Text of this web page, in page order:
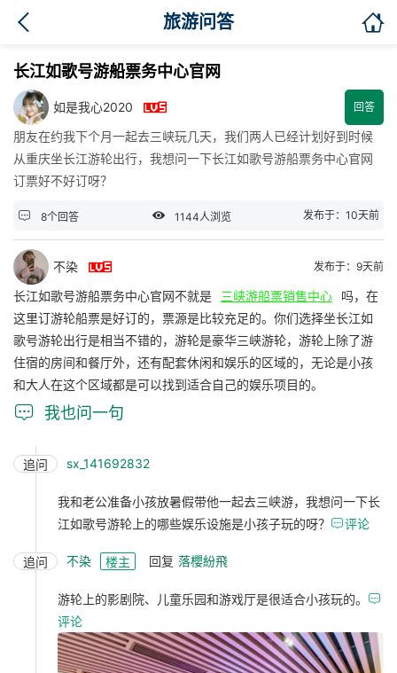
旅游问答 
长江如歌号游船票务中心官网
如是我心2020  回答
朋友在约我下个月一起去三峡玩几天，我们两人已经计划好到时候
从重庆坐长江游轮出行，我想问一下长江如歌号游船票务中心官网
订票好不好订呀？
 8个回答  1144人浏览 发布于：10天前
不染  发布于：9天前
长江如歌号游船票务中心官网不就是 三峡游船票销售中心
吗，在
这里订游轮船票是好订的，票源是比较充足的。你们选择坐长江如
歌号游轮出行是相当不错的，游轮是豪华三峡游轮，游轮上除了游
住宿的房间和餐厅外，还有配套休闲和娱乐的区域的，无论是小孩
和大人在这个区域都是可以找到适合自己的娱乐项目的。
 我也问一句
追问 sx_141692832
我和老公准备小孩放暑假带他一起去三峡游，我想问一下长
江如歌号游轮上的哪些娱乐设施是小孩子玩的呀？ 评论
追问 不染 楼主 回复 落櫻紛飛
游轮上的影剧院、儿童乐园和游戏厅是很适合小孩玩的。 
评论